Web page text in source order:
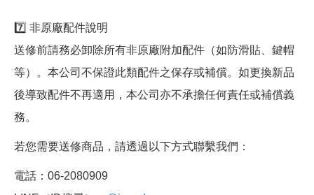
7️⃣ 非原廠配件說明
送修前請務必卸除所有非原廠附加配件（如防滑貼、鍵帽
等）。本公司不保證此類配件之保存或補償。如更換新品
後導致配件不再適用，本公司亦不承擔任何責任或補償義
務。
若您需要送修商品，請透過以下方式聯繫我們：
電話：06-2080909